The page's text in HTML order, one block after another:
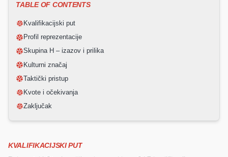
TABLE OF CONTENTS
Kvalifikacijski put
Profil reprezentacije
Skupina H – izazov i prilika
Kulturni značaj
Taktički pristup
Kvote i očekivanja
Zaključak
KVALIFIKACIJSKI PUT